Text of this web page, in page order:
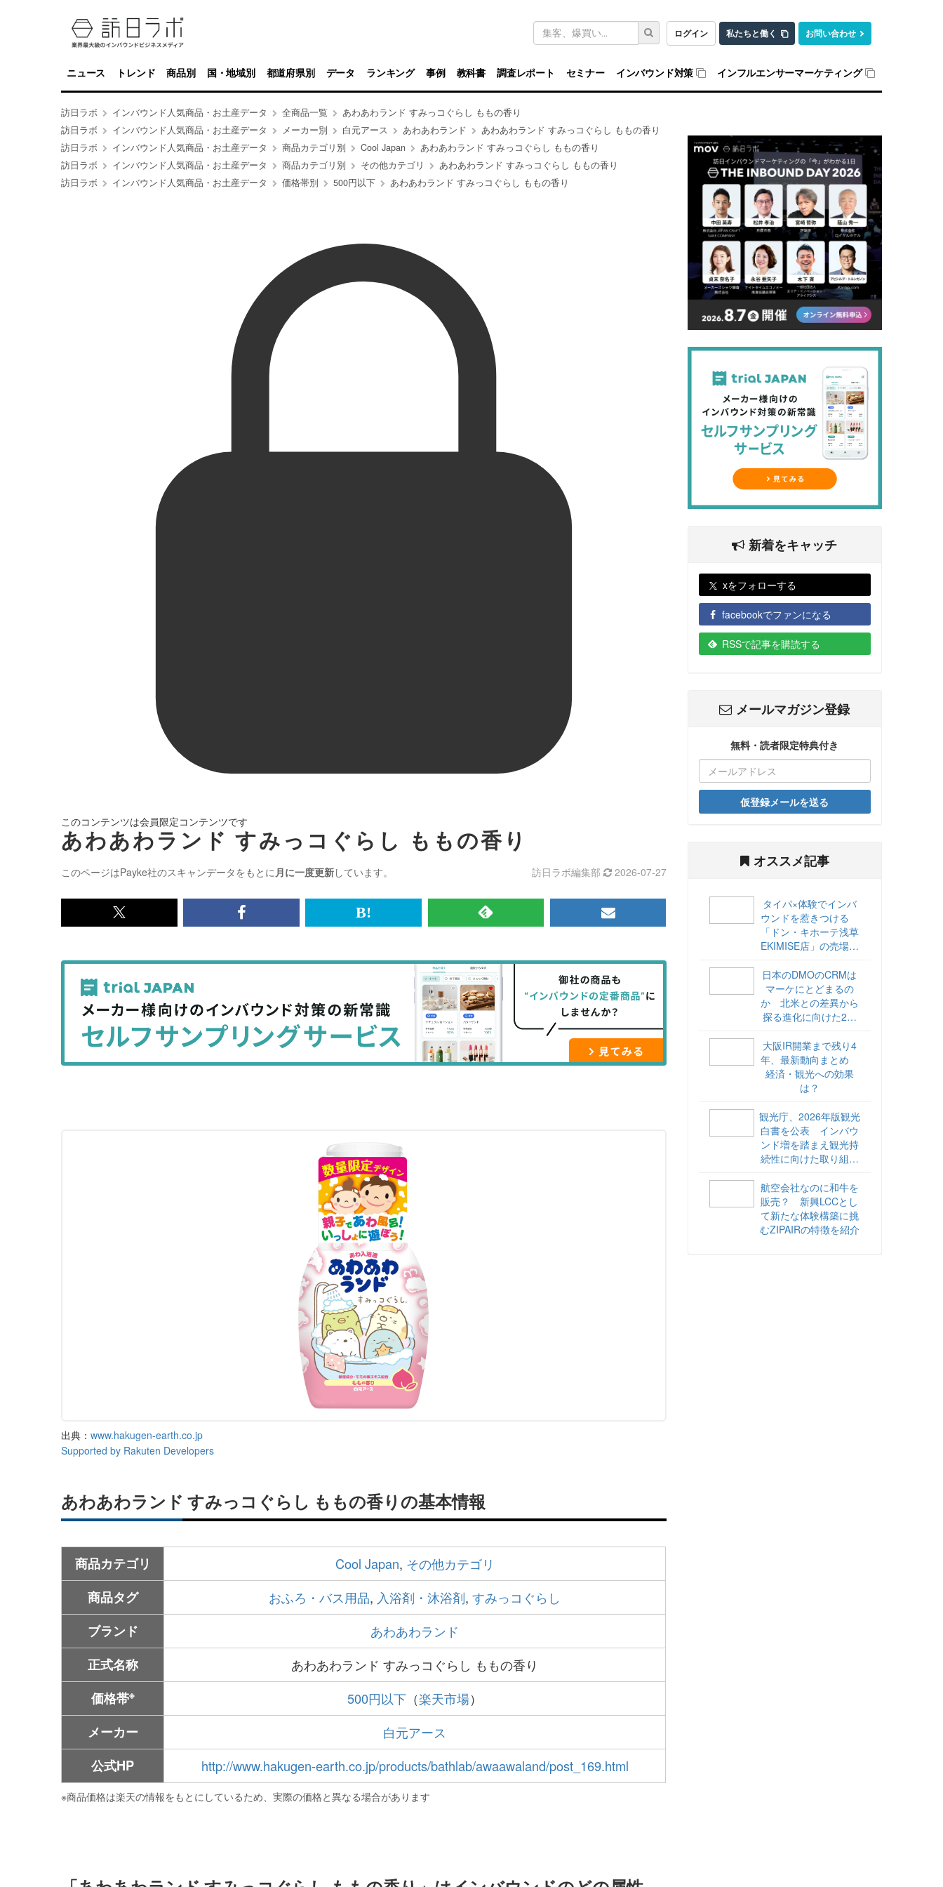
ログイン 私たちと働く お問い合わせ
キ
ワ
ド
検
索
ニュース トレンド 商品別 国・地域別 都道府県別 データ ランキング 事例 教科書 調査レポート セミナー インバウンド対策 インフルエンサーマーケティング
訪日ラボ インバウンド人気商品・お土産データ 全商品一覧
あわあわランド すみっコぐらし ももの香り
訪日ラボ
インバウンド人気商品・お土産データ メーカー別 白元アース あわあわランド
あわあわランド すみっコぐらし ももの香り
訪日ラボ
インバウンド人気商品・お土産データ 商品カテゴリ別 Cool Japan
あわあわランド すみっコぐらし ももの香り
訪日ラボ
インバウンド人気商品・お土産データ 商品カテゴリ別 その他カテゴリ
あわあわランド すみっコぐらし ももの香り
訪日ラボ
インバウンド人気商品・お土産データ 価格帯別 500円以下 あわあわランド すみっコぐらし ももの香り
このコンテンツは会員限定コンテンツです
あわあわランド すみっコぐらし ももの香り
このページはPayke社のスキャンデータをもとに 月に一度更新しています。 訪日ラボ編集部 2026-07-27
x<br>
記
事
を
シ
ェ
Facebook<br>
記
を
シ
ェ
は
な
ッ
ク
マ
加
RSS
記
事
を
購
読
メ
マ
ガ
登
録
す
出典： www.hakugen-earth.co.jp
Supported by Rakuten Developers
あわあわランド すみっコぐらし ももの香りの基本情報
商品カテゴリ Cool Japan, その他カテゴリ
商品タグ
おふろ・バス用品, 入浴剤・沐浴剤, すみっコぐらし
ブランド
あわあわランド
正式名称
あわあわランド すみっコぐらし ももの香り
価格帯※ 500円以下 （楽天市場）
メーカー
白元アース
公式HP
http://www.hakugen-earth.co.jp/products/bathlab/awaawaland/post_169.html
※商品価格は楽天の情報をもとにしているため、実際の価格と異なる場合があります
新着をキャッチ
xをフォローする
facebookでファンになる
RSSで記事を購読する
メールマガジン登録
無料・読者限定特典付き
仮登録メールを送る
オススメ記事
タイパ×体験でインバ
ウンドを惹きつける
「ドン・キホーテ浅草
EKIMISE店」の売場づ
日本のDMOのCRMは
マーケにとどまるの
か 北米との差異から
探る進化に向けた2ス
海外DMOのリアル
vol.6】
大阪IR開業まで残り4
年、最新動向まとめ
経済・観光への効果
は？
観光庁、2026年版観光
白書を公表 インバウ
ンド増を踏まえ観光持
続性に向けた取り組み
航空会社なのに和牛を
販売？ 新興LCCとし
て新たな体験構築に挑
むZIPAIRの特徴を紹介